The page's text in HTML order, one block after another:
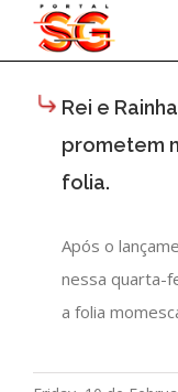
Rei e
prometem
folia.
Após o
nessa quarta-
a folia